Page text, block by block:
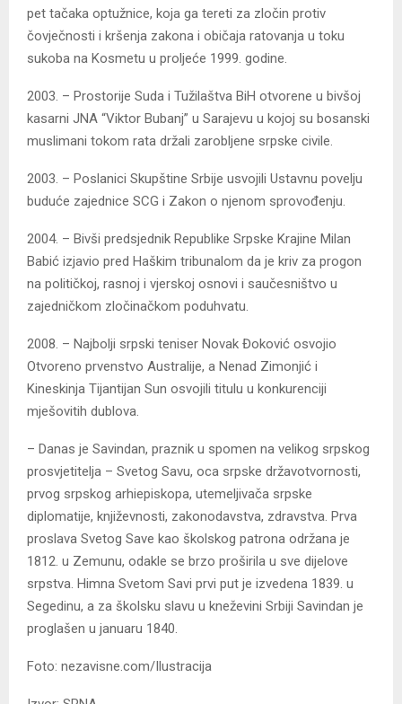
pet tačaka optužnice, koja ga tereti za zločin protiv
čovječnosti i kršenja zakona i običaja ratovanja u toku
sukoba na Kosmetu u proljeće 1999. godine.
2003. – Prostorije Suda i Tužilaštva BiH otvorene u bivšoj
kasarni JNA “Viktor Bubanj” u Sarajevu u kojoj su bosanski
muslimani tokom rata držali zarobljene srpske civile.
2003. – Poslanici Skupštine Srbije usvojili Ustavnu povelju
buduće zajednice SCG i Zakon o njenom sprovođenju.
2004. – Bivši predsjednik Republike Srpske Krajine Milan
Babić izjavio pred Haškim tribunalom da je kriv za progon
na političkoj, rasnoj i vjerskoj osnovi i saučesništvo u
zajedničkom zločinačkom poduhvatu.
2008. – Najbolji srpski teniser Novak Đoković osvojio
Otvoreno prvenstvo Australije, a Nenad Zimonjić i
Kineskinja Tijantijan Sun osvojili titulu u konkurenciji
mješovitih dublova.
– Danas je Savindan, praznik u spomen na velikog srpskog
prosvjetitelja – Svetog Savu, oca srpske državotvornosti,
prvog srpskog arhiepiskopa, utemeljivača srpske
diplomatije, književnosti, zakonodavstva, zdravstva. Prva
proslava Svetog Save kao školskog patrona održana je
1812. u Zemunu, odakle se brzo proširila u sve dijelove
srpstva. Himna Svetom Savi prvi put je izvedena 1839. u
Segedinu, a za školsku slavu u kneževini Srbiji Savindan je
proglašen u januaru 1840.
Foto: nezavisne.com/Ilustracija